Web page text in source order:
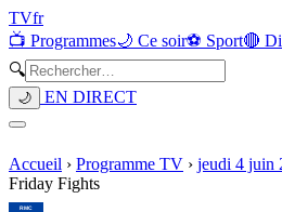
TVfr
📺 Programmes🌙 Ce soir⚽ Sport🔴
🔍
🌙 EN DIRECT
Accueil › Programme TV › jeudi 4 juin
Friday Fights